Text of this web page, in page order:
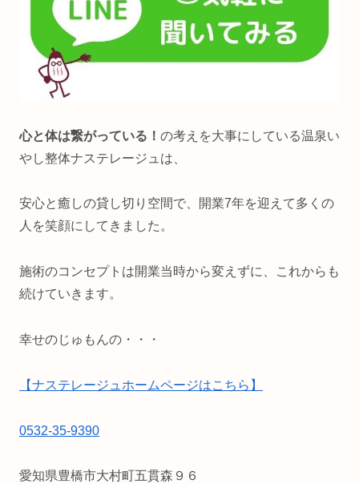
心と体は繋がっている！ の考えを大事にしている温泉い
やし整体ナステレージュは、
安心と癒しの貸し切り空間で、開業7年を迎えて多くの
人を笑顔にしてきました。
施術のコンセプトは開業当時から変えずに、これからも
続けていきます。
幸せのじゅもんの・・・
【ナステレージュホームページはこちら】
0532-35-9390
愛知県豊橋市大村町五貫森９６